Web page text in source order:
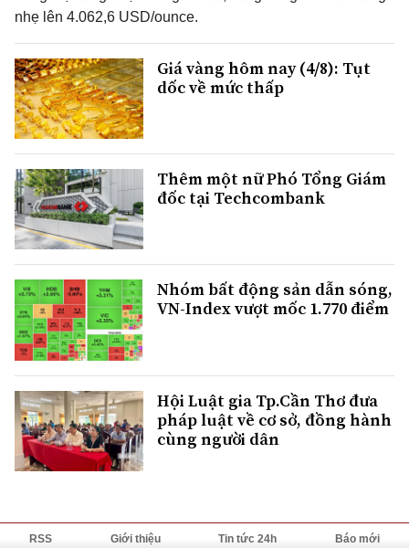
nhẹ lên 4.062,6 USD/ounce.
Giá vàng hôm nay (4/8): Tụt
dốc về mức thấp
Thêm một nữ Phó Tổng Giám
đốc tại Techcombank
Nhóm bất động sản dẫn sóng,
VN-Index vượt mốc 1.770 điểm
Hội Luật gia Tp.Cần Thơ đưa
pháp luật về cơ sở, đồng hành
cùng người dân
RSS Giới thiệu Tin tức 24h Báo mới